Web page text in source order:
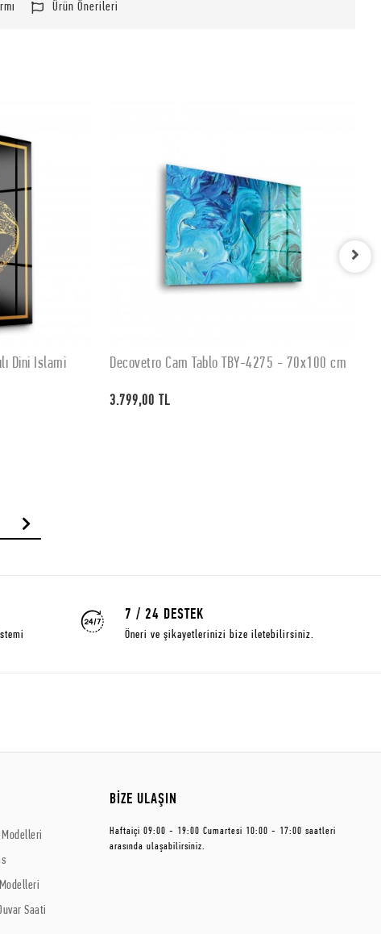
Ürün Önerileri
Dini İslami
SEPETE EKLE
Decovetro Cam Tablo TBY-4275 - 70x100 cm
3.799,00 TL
7 / 24 DESTEK
Öneri ve şikayetlerinizi bize iletebilirsiniz.
Modelleri
Saati
BİZE ULAŞIN
Haftaiçi 09:00 - 19:00 Cumartesi 10:00 - 17:00 saatleri
arasında ulaşabilirsiniz.